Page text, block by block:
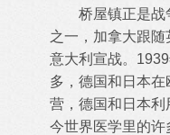
桥屋镇正是战
之一，加拿大跟
意大利宣战。
多，德国和日本
营，德国和日本利
今世界医学里的